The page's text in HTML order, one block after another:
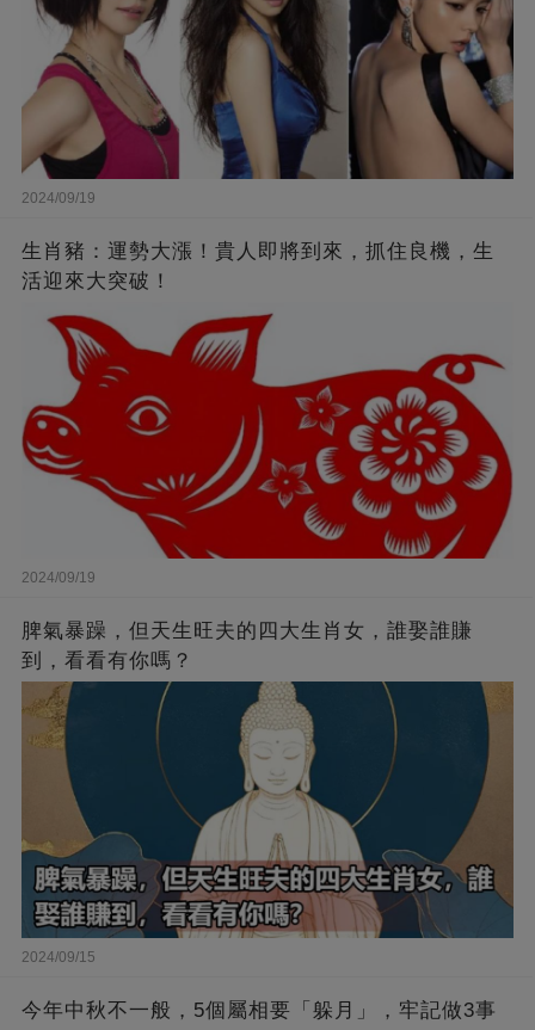
2024/09/19
生肖豬：運勢大漲！貴人即將到來，抓住良機，生
活迎來大突破！
2024/09/19
脾氣暴躁，但天生旺夫的四大生肖女，誰娶誰賺
到，看看有你嗎？
2024/09/15
今年中秋不一般，5個屬相要「躲月」，牢記做3事